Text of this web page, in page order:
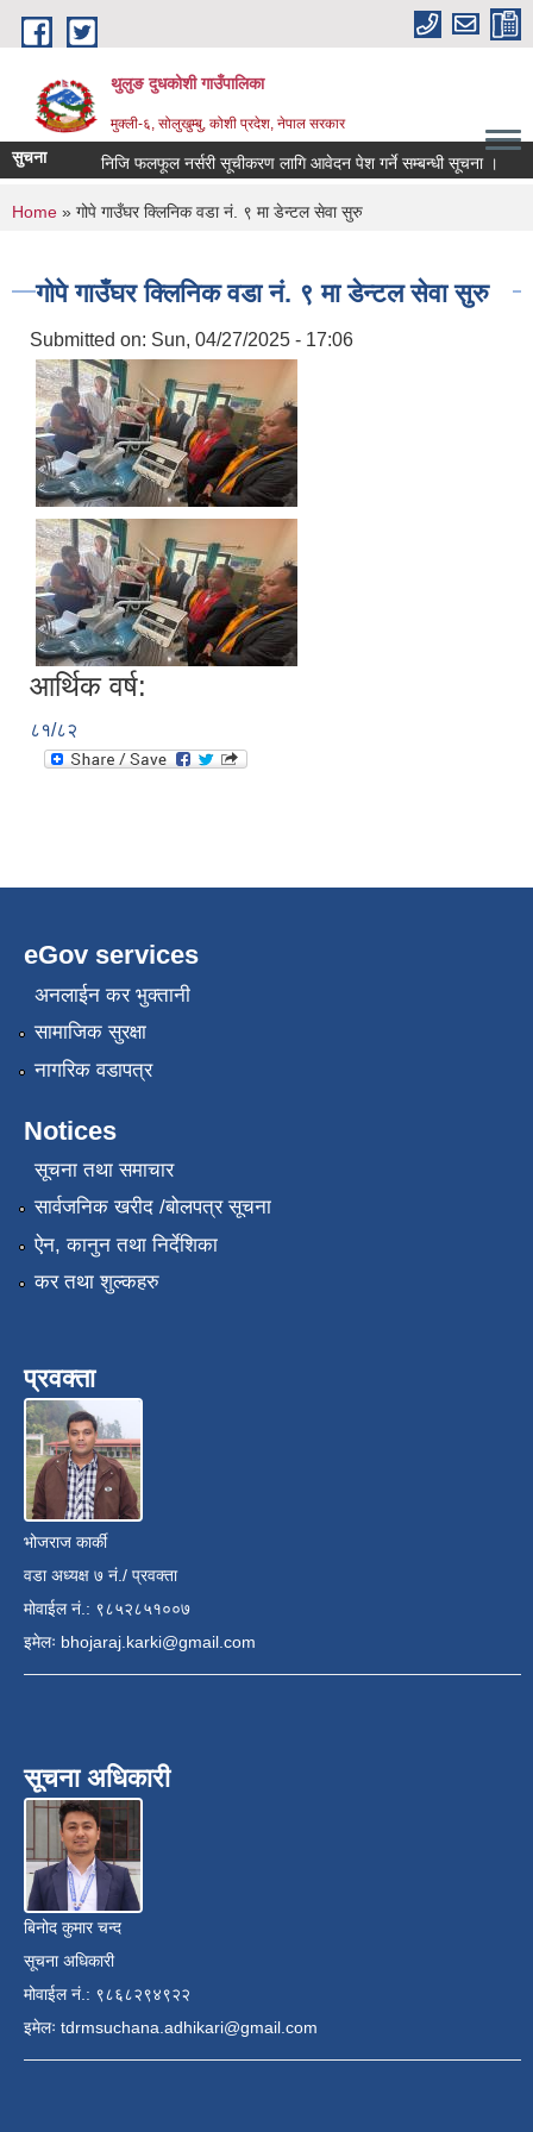
Skip to main content
थुलुङ दुधकोशी गाउँपालिका
मुक्ली-६, सोलुखुम्बु, कोशी प्रदेश, नेपाल सरकार
सुचना निजि फलफूल नर्सरी सूचीकरण लागि आवेदन पेश गर्ने सम्बन्धी सूचना ।
You are here
Home » गोपे गाउँघर क्लिनिक वडा नं. ९ मा डेन्टल सेवा सुरु
गोपे गाउँघर क्लिनिक वडा नं. ९ मा डेन्टल सेवा सुरु
Submitted on: Sun, 04/27/2025 - 17:06
आर्थिक वर्ष:
८१/८२
eGov services
अनलाईन कर भुक्तानी
सामाजिक सुरक्षा
नागरिक वडापत्र
Notices
सूचना तथा समाचार
सार्वजनिक खरीद /बोलपत्र सूचना
ऐन, कानुन तथा निर्देशिका
कर तथा शुल्कहरु
प्रवक्ता
भोजराज कार्की
वडा अध्यक्ष ७ नं./ प्रवक्ता
मोवाईल नं.: ९८५२८५१००७
इमेलः bhojaraj.karki@gmail.com
सूचना अधिकारी
बिनोद कुमार चन्द
सूचना अधिकारी
मोवाईल नं.: ९८६८२९४९२२
इमेलः tdrmsuchana.adhikari@gmail.com